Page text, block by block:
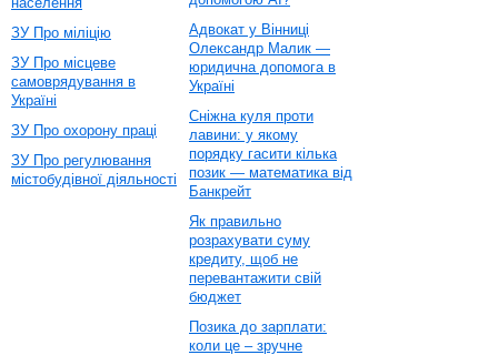
ЗУ Про міліцію
ЗУ Про місцеве
самоврядування в
Україні
ЗУ Про охорону праці
ЗУ Про регулювання
містобудівної діяльності
Адвокат у Вінниці
Олександр Малик —
юридична допомога в
Україні
Сніжна куля проти
лавини: у якому
порядку гасити кілька
позик — математика від
Банкрейт
Як правильно
розрахувати суму
кредиту, щоб не
перевантажити свій
бюджет
Позика до зарплати:
коли це – зручне